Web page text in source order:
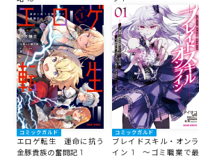
コミックガルド
エロゲ転生 運命に抗う
金豚貴族の奮闘記 1
コミックガルド
ブレイドスキル・オンラ
イン 1 ～ゴミ職業で最